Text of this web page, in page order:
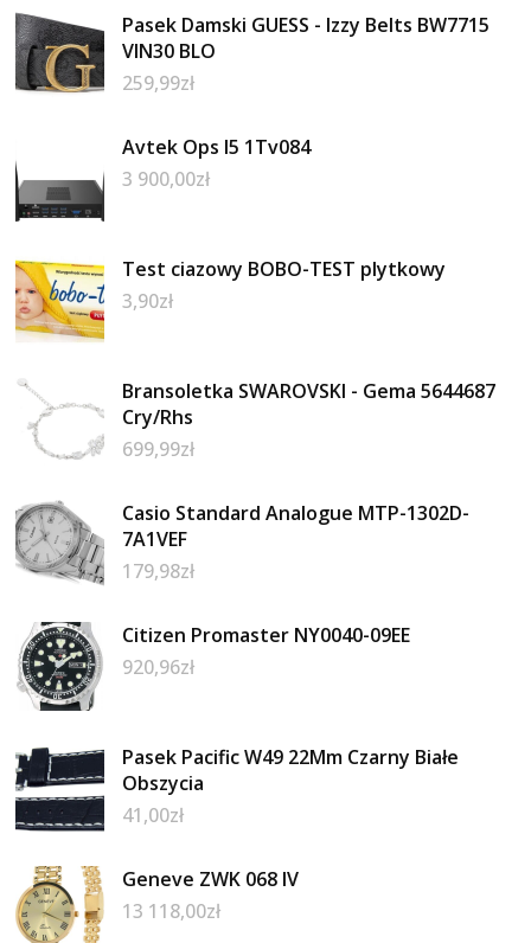
Pasek Damski GUESS - Izzy Belts BW7715
VIN30 BLO
259,99zł
Avtek Ops I5 1Tv084
3 900,00zł
Test ciazowy BOBO-TEST plytkowy
3,90zł
Bransoletka SWAROVSKI - Gema 5644687
Cry/Rhs
699,99zł
Casio Standard Analogue MTP-1302D-
7A1VEF
179,98zł
Citizen Promaster NY0040-09EE
920,96zł
Pasek Pacific W49 22Mm Czarny Białe
Obszycia
41,00zł
Geneve ZWK 068 IV
13 118,00zł